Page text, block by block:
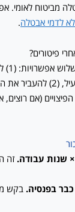
מביטוח לאומי.
לדמי אבטלה.
פיטורים?
בקרן ולהמשיך כעמית לא פעיל,
הפיצויים (אם
שנות עבודה. זה
בקש